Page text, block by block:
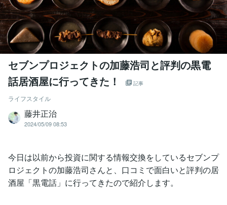
セブンプロジェクトの加藤浩司と評判の黒電
話居酒屋に行ってきた！
記事
ライフスタイル
藤井正治
2024/05/09 08:53
今日は以前から投資に関する情報交換をしているセブンプ
ロジェクトの加藤浩司さんと、口コミで面白いと評判の居
酒屋「黒電話」に行ってきたので紹介します。